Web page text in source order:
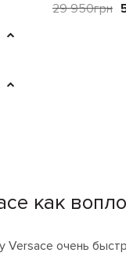
29 950грн
как
Versace очень